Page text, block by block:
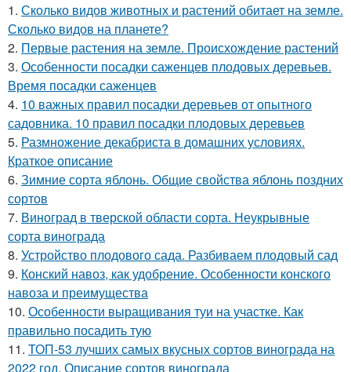
1. Сколько видов животных и растений обитает на земле.
Сколько видов на планете?
2. Первые растения на земле. Происхождение растений
3. Особенности посадки саженцев плодовых деревьев.
Время посадки саженцев
4. 10 важных правил посадки деревьев от опытного
садовника. 10 правил посадки плодовых деревьев
5. Размножение декабриста в домашних условиях.
Краткое описание
6. Зимние сорта яблонь. Общие свойства яблонь поздних
сортов
7. Виноград в тверской области сорта. Неукрывные
сорта винограда
8. Устройство плодового сада. Разбиваем плодовый сад
9. Конский навоз, как удобрение. Особенности конского
навоза и преимущества
10. Особенности выращивания туи на участке. Как
правильно посадить тую
11. ТОП-53 лучших самых вкусных сортов винограда на
2022 год. Описание сортов винограда